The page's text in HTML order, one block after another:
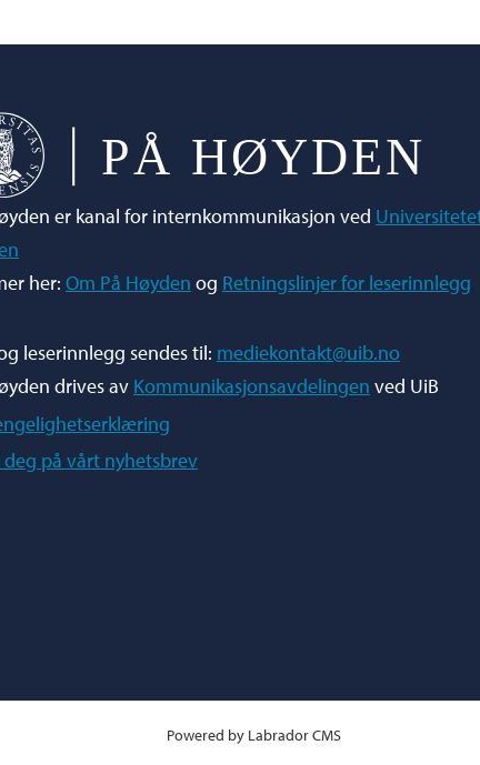
er kanal for internkommunikasjon ved
her: Om På Høyden og Retningslinjer for leserinnlegg
leserinnlegg sendes til: mediekontakt@uib.no
drives av Kommunikasjonsavdelingen ved UiB
deg på vårt nyhetsbrev
Powered by Labrador CMS